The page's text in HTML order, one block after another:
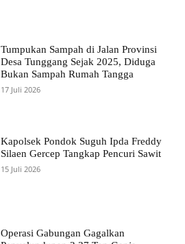
Tumpukan Sampah di Jalan Provinsi
Desa Tunggang Sejak 2025, Diduga
Bukan Sampah Rumah Tangga
17 Juli 2026
Kapolsek Pondok Suguh Ipda Freddy
Silaen Gercep Tangkap Pencuri Sawit
15 Juli 2026
Operasi Gabungan Gagalkan